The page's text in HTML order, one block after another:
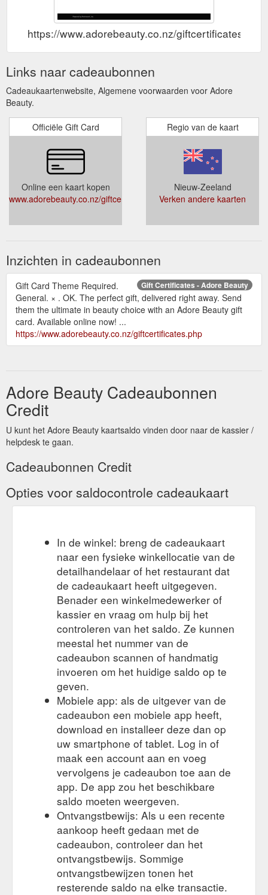
https://www.adorebeauty.co.nz/giftcertificates.php
Links naar cadeaubonnen
Cadeaukaartenwebsite, Algemene voorwaarden voor Adore
Beauty.
Officiële Gift Card
Online een kaart kopen
www.adorebeauty.co.nz/giftcertificates.php
Regio van de kaart
Nieuw-Zeeland
Verken andere kaarten
Inzichten in cadeaubonnen
Gift Certificates - Adore Beauty
Gift Card Theme Required.
General. × . OK. The perfect gift, delivered right away. Send
them the ultimate in beauty choice with an Adore Beauty gift
card. Available online now! ...
https://www.adorebeauty.co.nz/giftcertificates.php
Adore Beauty Cadeaubonnen
Credit
U kunt het Adore Beauty kaartsaldo vinden door naar de kassier /
helpdesk te gaan.
Cadeaubonnen Credit
Opties voor saldocontrole cadeaukaart
In de winkel: breng de cadeaukaart
naar een fysieke winkellocatie van de
detailhandelaar of het restaurant dat
de cadeaukaart heeft uitgegeven.
Benader een winkelmedewerker of
kassier en vraag om hulp bij het
controleren van het saldo. Ze kunnen
meestal het nummer van de
cadeaubon scannen of handmatig
invoeren om het huidige saldo op te
geven.
Mobiele app: als de uitgever van de
cadeaubon een mobiele app heeft,
download en installeer deze dan op
uw smartphone of tablet. Log in of
maak een account aan en voeg
vervolgens je cadeaubon toe aan de
app. De app zou het beschikbare
saldo moeten weergeven.
Ontvangstbewijs: Als u een recente
aankoop heeft gedaan met de
cadeaubon, controleer dan het
ontvangstbewijs. Sommige
ontvangstbewijzen tonen het
resterende saldo na elke transactie.